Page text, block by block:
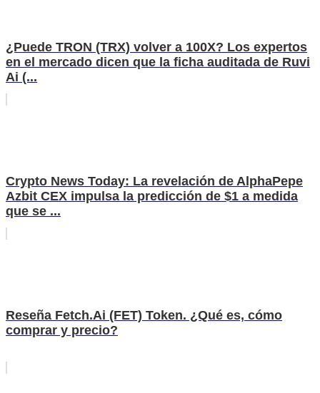
¿Puede TRON (TRX) volver a 100X? Los expertos
en el mercado dicen que la ficha auditada de Ruvi
Ai (...
Crypto News Today: La revelación de AlphaPepe
Azbit CEX impulsa la predicción de $1 a medida
que se ...
Reseña Fetch.Ai (FET) Token. ¿Qué es, cómo
comprar y precio?